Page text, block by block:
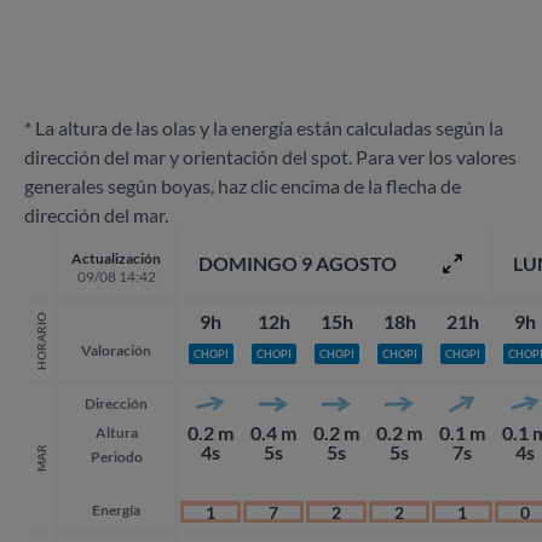
* La altura de las olas y la energía están calculadas según la
dirección del mar y orientación del spot. Para ver los valores
generales según boyas, haz clic encima de la flecha de
dirección del mar.
Actualización
09/08 14:42
HORARIO Valoración
MAR
Dirección
Altura
Periodo
Energía
DOMINGO 9 AGOSTO
9h
CHOPI
0.2 m
4s
1
12h
CHOPI
0.4 m
5s
7
15h
CHOPI
0.2 m
5s
2
18h
CHOPI
0.2 m
5s
2
21h
CHOPI
0.1 m
7s
1
9h
CHOPI
0.1
4s
0